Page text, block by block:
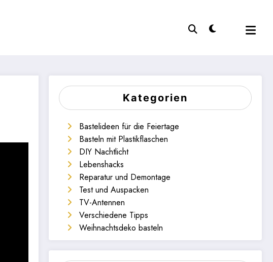
Kategorien
Bastelideen für die Feiertage
Basteln mit Plastikflaschen
DIY Nachtlicht
Lebenshacks
Reparatur und Demontage
Test und Auspacken
TV-Antennen
Verschiedene Tipps
Weihnachtsdeko basteln